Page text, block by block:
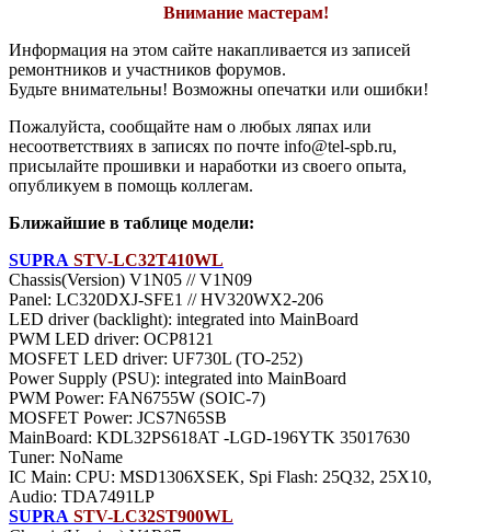
Внимание мастерам!
Информация на этом сайте накапливается из записей
ремонтников и участников форумов.
Будьте внимательны! Возможны опечатки или ошибки!
Пожалуйста, сообщайте нам о любых ляпах или
несоответствиях в записях по почте info@tel-spb.ru,
присылайте прошивки и наработки из своего опыта,
опубликуем в помощь коллегам.
Ближайшие в таблице модели:
SUPRA STV-LC32T410WL
Chassis(Version) V1N05 // V1N09
Panel: LC320DXJ-SFE1 // HV320WX2-206
LED driver (backlight): integrated into MainBoard
PWM LED driver: OCP8121
MOSFET LED driver: UF730L (TO-252)
Power Supply (PSU): integrated into MainBoard
PWM Power: FAN6755W (SOIC-7)
MOSFET Power: JCS7N65SB
MainBoard: KDL32PS618AT -LGD-196YTK 35017630
Тuner: NoName
IC Main: CPU: MSD1306XSEK, Spi Flash: 25Q32, 25X10,
Audio: TDA7491LP
SUPRA STV-LC32ST900WL